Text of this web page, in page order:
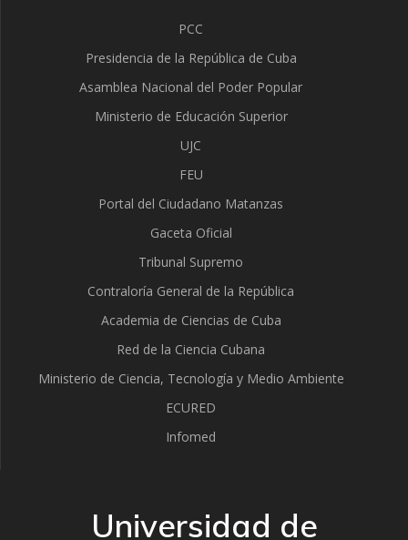
PCC
Presidencia de la República de Cuba
Asamblea Nacional del Poder Popular
Ministerio de Educación Superior
UJC
FEU
Portal del Ciudadano Matanzas
Gaceta Oficial
Tribunal Supremo
Contraloría General de la República
Academia de Ciencias de Cuba
Red de la Ciencia Cubana
Ministerio de Ciencia, Tecnología y Medio Ambiente
ECURED
Infomed
Universidad de